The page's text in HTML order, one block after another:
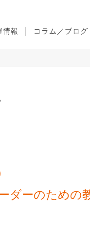
情報 コラム／ブログ
ダーのための